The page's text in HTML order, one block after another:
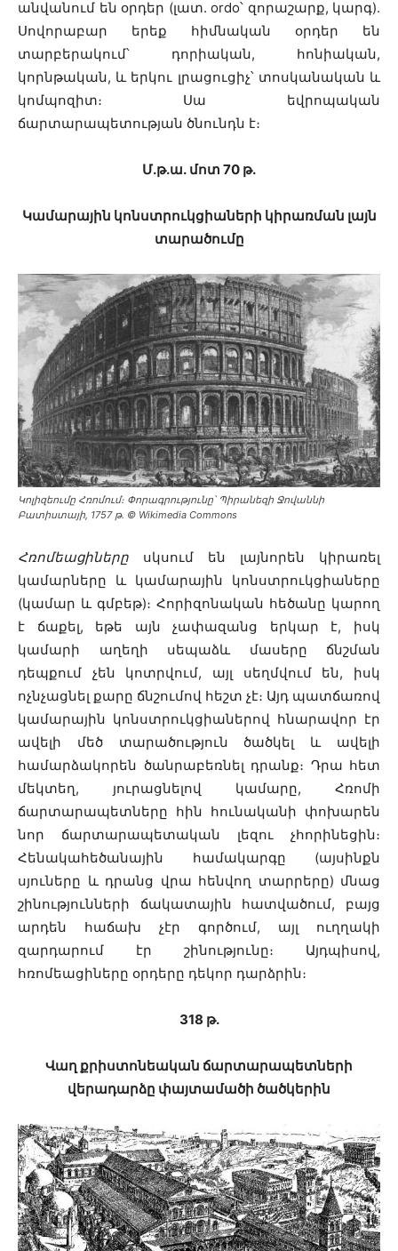
անվանում են օրդեր (լատ. ordo՝ զորաշարք, կարգ).
Սովորաբար երեք հիմնական օրդեր են
տարբերակում՝ դորիական, հոնիական,
կորնթական, և երկու լրացուցիչ՝ տոսկանական և
կոմպոզիտ։ Սա եվրոպական
ճարտարապետության ծնունդն է։
Մ․թ․ա․ մոտ 70 թ․
Կամարային կոնստրուկցիաների կիրառման լայն
տարածումը
Կոլիզեումը Հռոմում։ Փորագրությունը՝ Պիրանեզի Ջովաննի
Բատիստայի, 1757 թ․ © Wikimedia Commons
Հռոմեացիները սկսում են լայնորեն կիրառել
կամարները և կամարային կոնստրուկցիաները
(կամար և գմբեթ)։ Հորիզոնական հեծանը կարող
է ճաքել, եթե այն չափազանց երկար է, իսկ
կամարի աղեղի սեպաձև մասերը ճնշման
դեպքում չեն կոտրվում, այլ սեղմվում են, իսկ
ոչնչացնել քարը ճնշումով հեշտ չէ։ Այդ պատճառով
կամարային կոնստրուկցիաներով հնարավոր էր
ավելի մեծ տարածություն ծածկել և ավելի
համարձակորեն ծանրաբեռնել դրանք։ Դրա հետ
մեկտեղ, յուրացնելով կամարը, Հռոմի
ճարտարապետները հին հունականի փոխարեն
նոր ճարտարապետական լեզու չհորինեցին։
Հենակահեծանային համակարգը (այսինքն
սյուները և դրանց վրա հենվող տարրերը) մնաց
շինությունների ճակատային հատվածում, բայց
արդեն հաճախ չէր գործում, այլ ուղղակի
զարդարում էր շինությունը։ Այդպիսով,
հռոմեացիները օրդերը դեկոր դարձրին։
318 թ․
Վաղ քրիստոնեական ճարտարապետների
վերադարձը փայտամածի ծածկերին